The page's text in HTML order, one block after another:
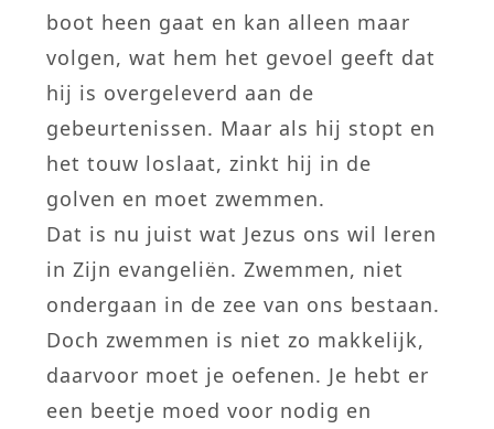
boot heen gaat en kan alleen maar
volgen, wat hem het gevoel geeft dat
hij is overgeleverd aan de
gebeurtenissen. Maar als hij stopt en
het touw loslaat, zinkt hij in de
golven en moet zwemmen.
Dat is nu juist wat Jezus ons wil leren
in Zijn evangeliën. Zwemmen, niet
ondergaan in de zee van ons bestaan.
Doch zwemmen is niet zo makkelijk,
daarvoor moet je oefenen. Je hebt er
een beetje moed voor nodig en